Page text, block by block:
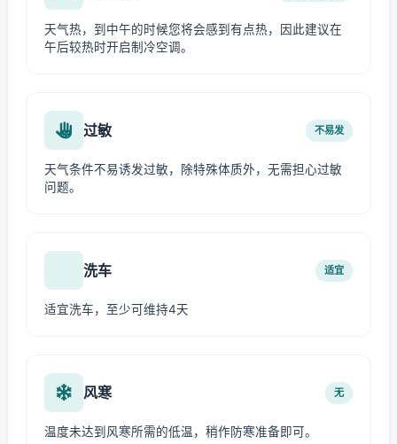
天气热，到中午的时候您将会感到有点热，因此建议在
午后较热时开启制冷空调。
过敏 不易发
天气条件不易诱发过敏，除特殊体质外，无需担心过敏
问题。
洗车 适宜
适宜洗车，至少可维持4天
风寒 无
温度未达到风寒所需的低温，稍作防寒准备即可。